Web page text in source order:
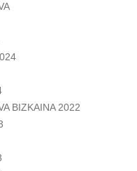
BIZKAINA 2022